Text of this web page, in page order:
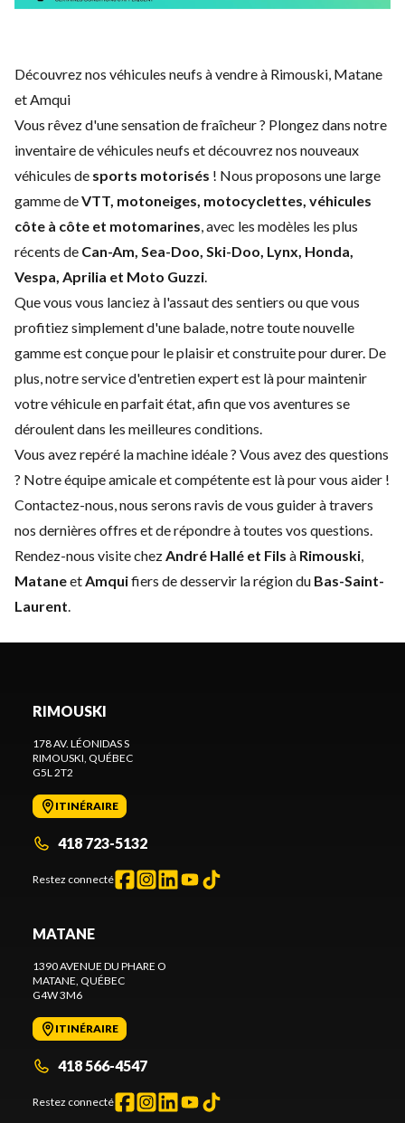
Découvrez nos véhicules neufs à vendre à Rimouski, Matane
et Amqui
Vous rêvez d'une sensation de fraîcheur ? Plongez dans notre
inventaire de véhicules neufs et découvrez nos nouveaux
véhicules de sports motorisés ! Nous proposons une large
gamme deVTT, motoneiges, motocyclettes, véhicules
côte à côte et motomarines, avec les modèles les plus
récents de Can-Am, Sea-Doo, Ski-Doo, Lynx, Honda,
Vespa, Aprilia et Moto Guzzi.
Que vous vous lanciez à l'assaut des sentiers ou que vous
profitiez simplement d'une balade, notre toute nouvelle
gamme est conçue pour le plaisir et construite pour durer. De
plus, notre service d'entretien expertest là pour maintenir
votre véhicule en parfait état, afin que vos aventures se
déroulent dans les meilleures conditions.
Vous avez repéré la machine idéale ? Vous avez des questions
? Notre équipe amicale et compétente est là pour vous aider !
Contactez-nous, nous serons ravis de vous guider à travers
nos dernières offres et de répondre à toutes vos questions.
Rendez-nous visite chezAndré Hallé et Fils à Rimouski,
MataneetAmquifiers de desservir la région du Bas-Saint-
Laurent.
RIMOUSKI
178 AV. LÉONIDAS S
RIMOUSKI , QUÉBEC
G5L 2T2
ITINÉRAIRE
418 723-5132
Restez connecté
MATANE
1390 AVENUE DU PHARE O
MATANE , QUÉBEC
G4W 3M6
ITINÉRAIRE
418 566-4547
Restez connecté